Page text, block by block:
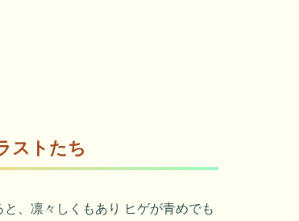
ストたち
、凛々しくもあり ヒゲが青めでも